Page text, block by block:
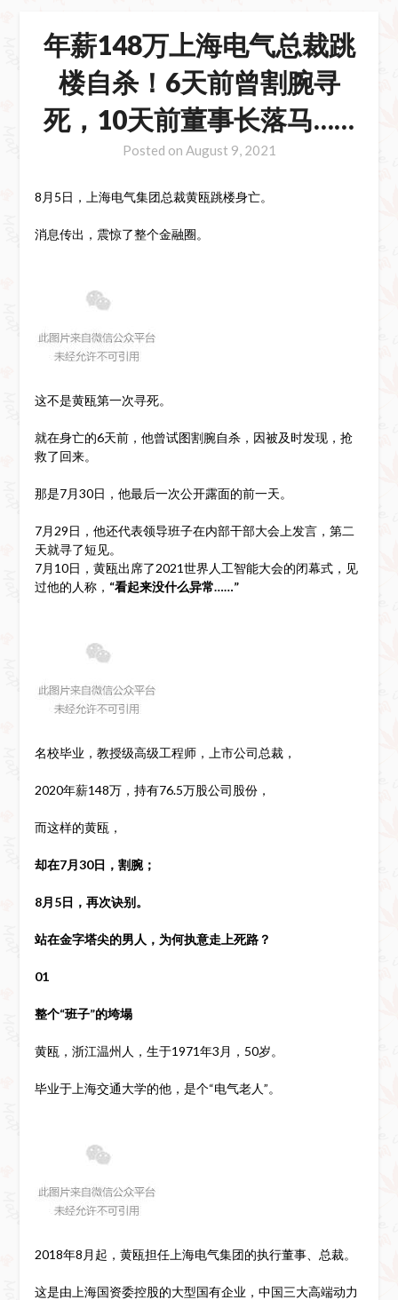
年薪148万上海电气总裁跳
楼自杀！6天前曾割腕寻
死，10天前董事长落马……
Posted on August 9, 2021
8月5日，上海电气集团总裁黄瓯跳楼身亡。
消息传出，震惊了整个金融圈。
这不是黄瓯第一次寻死。
就在身亡的6天前，他曾试图割腕自杀，因被及时发现，抢
救了回来。
那是7月30日，他最后一次公开露面的前一天。
7月29日，他还代表领导班子在内部干部大会上发言，第二
天就寻了短见。
7月10日，黄瓯出席了2021世界人工智能大会的闭幕式，见
过他的人称， “看起来没什么异常……”
名校毕业，教授级高级工程师，上市公司总裁，
2020年薪148万，持有76.5万股公司股份，
而这样的黄瓯，
却在7月30日，割腕；
8月5日，再次诀别。
站在金字塔尖的男人，为何执意走上死路？
01
整个“班子”的垮塌
黄瓯，浙江温州人，生于1971年3月，50岁。
毕业于上海交通大学的他，是个“电气老人”。
2018年8月起，黄瓯担任上海电气集团的执行董事、总裁。
这是由上海国资委控股的大型国有企业，中国三大高端动力